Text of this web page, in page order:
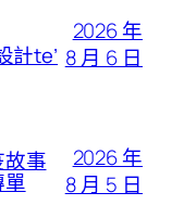
計te’
2026 年
8 月 6 日
事
2026 年
8 月 5 日